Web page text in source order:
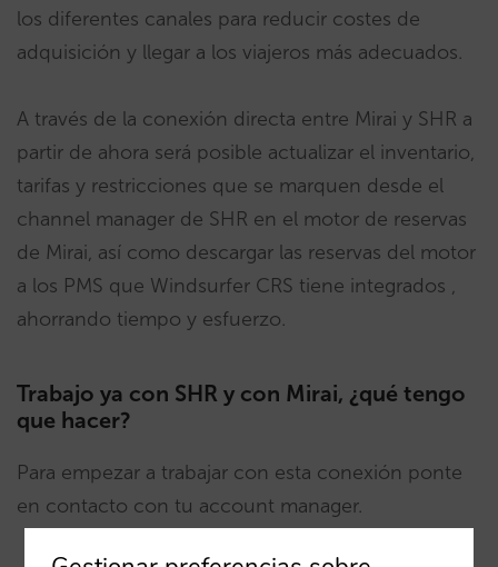
los diferentes canales para reducir costes de
adquisición y llegar a los viajeros más adecuados.
A través de la conexión directa entre Mirai y SHR a
partir de ahora será posible actualizar el inventario,
tarifas y restricciones que se marquen desde el
channel manager de SHR en el motor de reservas
de Mirai, así como descargar las reservas del motor
a los PMS que Windsurfer CRS tiene integrados ,
ahorrando tiempo y esfuerzo.
Trabajo ya con SHR y con Mirai, ¿qué tengo
que hacer?
Para empezar a trabajar con esta conexión ponte
en contacto con tu account manager.